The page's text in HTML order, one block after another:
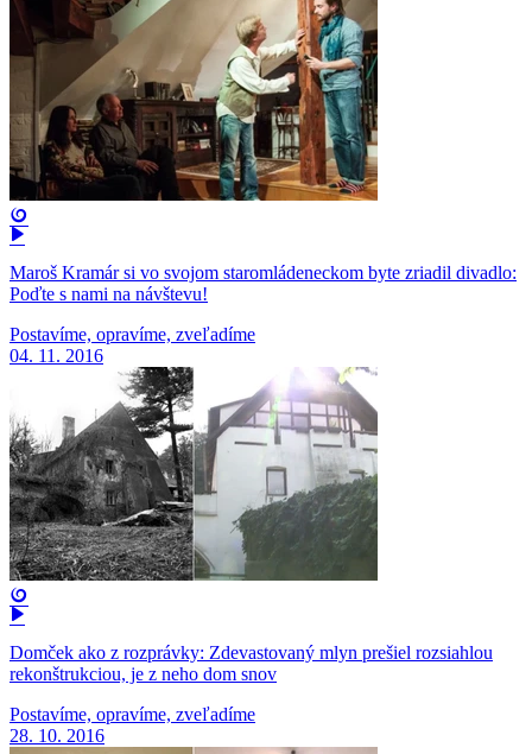
Maroš Kramár si vo svojom staromládeneckom byte zriadil divadlo:
Poďte s nami na návštevu!
Postavíme, opravíme, zveľadíme
04. 11. 2016
Domček ako z rozprávky: Zdevastovaný mlyn prešiel rozsiahlou
rekonštrukciou, je z neho dom snov
Postavíme, opravíme, zveľadíme
28. 10. 2016